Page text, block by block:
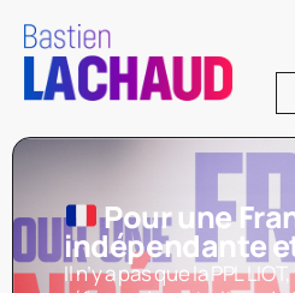
Pour une
indépendante
Il n’y a pas que la PPL